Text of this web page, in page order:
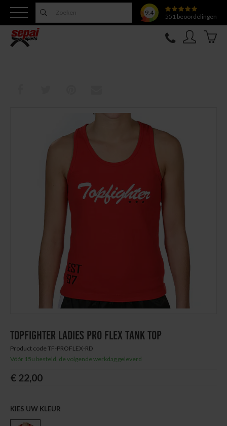
9.4
551 beoordelingen
Thuis trainen
TOPFIGHTER LADIES PRO FLEX TANK TOP
Product code TF-PROFLEX-RD
Vóór 15u besteld, de volgende werkdag geleverd
€ 22,00
KIES UW KLEUR